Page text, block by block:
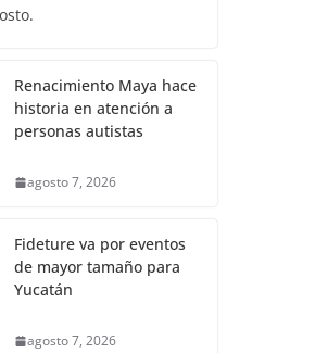
Renacimiento Maya hace
historia en atención a
personas autistas
agosto 7, 2026
Fideture va por eventos
de mayor tamaño para
Yucatán
agosto 7, 2026